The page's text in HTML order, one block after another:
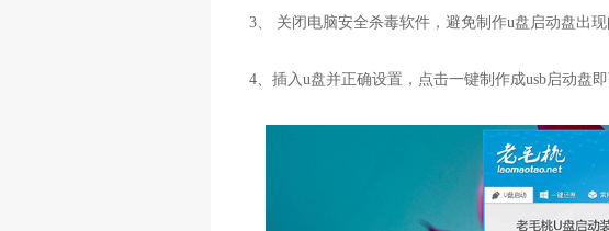
3、 关闭电脑安全杀毒软件，避免制作u盘启动盘出现
4、插入u盘并正确设置，点击一键制作成usb启动盘